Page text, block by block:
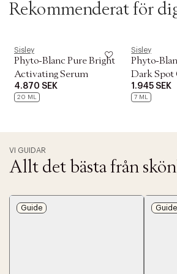
Rekommenderat för
Sisley
Phyto-Blanc Pure Bright
Activating Serum
4.870 SEK
20 ML
Sisley
Phyto-
Dark Spot
1.945 SEK
7 ML
VI GUIDAR
Allt det bästa från
Guide Guide